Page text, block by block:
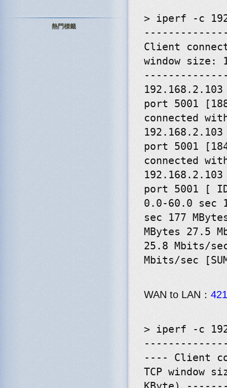
> iperf -c
Client
window
port 5001
connected
port 5001
connected
port 5001 [
0.0-60.0 sec
sec 177
MBytes 27.5
25.8 Mbits/
Mbits/sec
WAN to LAN：
> iperf -c
---- Client
TCP window
熱門標籤